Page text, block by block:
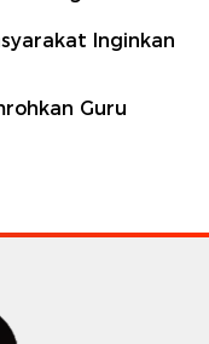
Inginkan
Guru